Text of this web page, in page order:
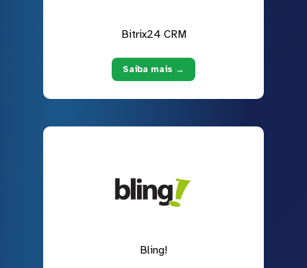
Bitrix24 CRM
Saiba mais →
Bling!